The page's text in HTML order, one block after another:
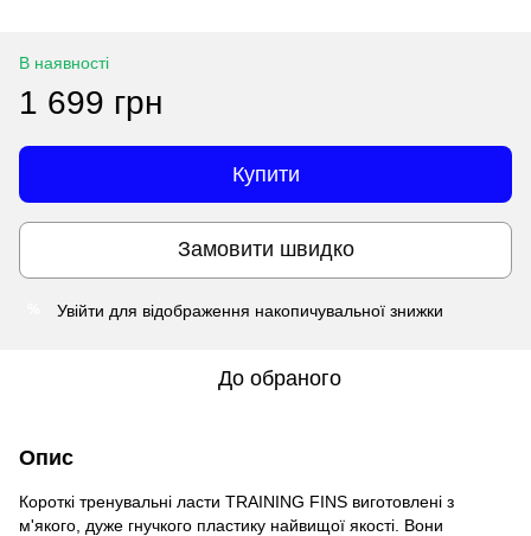
В наявності
1 699 грн
Купити
Замовити швидко
Увійти для відображення накопичувальної знижки
До обраного
Опис
Короткі тренувальні ласти TRAINING FINS виготовлені з
м'якого, дуже гнучкого пластику найвищої якості. Вони